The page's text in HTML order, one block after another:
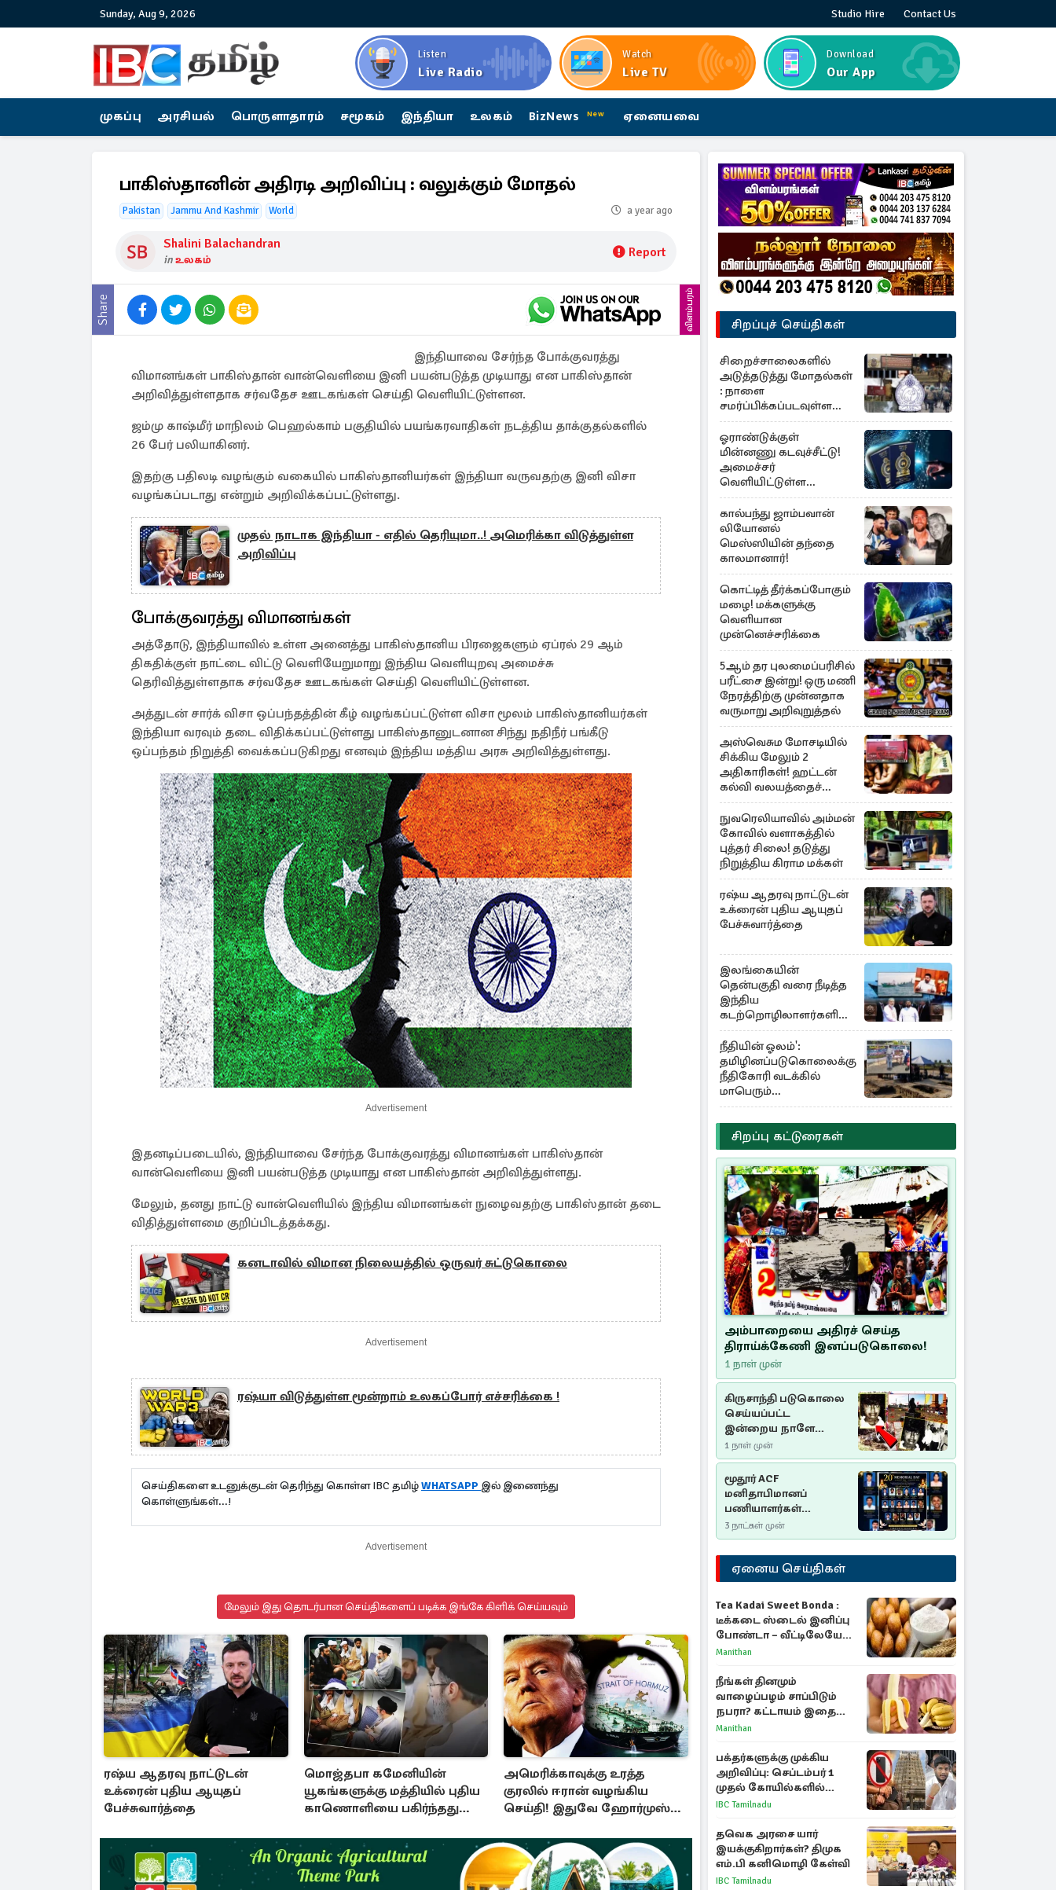
Sunday, Aug 9, 2026 Studio Hire Contact Us
Listen
Live Radio
Watch
Live TV
Download
Our App
முகப்பு அரசியல் பொருளாதாரம் சமூகம் இந்தியா உலகம் BizNews New ஏனையவை
பாகிஸ்தானின் அதிரடி அறிவிப்பு : வலுக்கும் மோதல்
Pakistan Jammu And Kashmir World a year ago
Shalini Balachandran
inஉலகம் Report
Share விளம்பரம்
இந்தியாவை சேர்ந்த போக்குவரத்து
விமானங்கள் பாகிஸ்தான் வான்வெளியை இனி பயன்படுத்த முடியாது என பாகிஸ்தான்
அறிவித்துள்ளதாக சர்வதேச ஊடகங்கள் செய்தி வெளியிட்டுள்ளன.
ஜம்மு காஷ்மீர் மாநிலம் பெஹல்காம் பகுதியில் பயங்கரவாதிகள் நடத்திய தாக்குதல்களில்
26 பேர் பலியாகினர்.
இதற்கு பதிலடி வழங்கும் வகையில் பாகிஸ்தானியர்கள் இந்தியா வருவதற்கு இனி விசா
வழங்கப்படாது என்றும் அறிவிக்கப்பட்டுள்ளது.
முதல் நாடாக இந்தியா - எதில் தெரியுமா..! அமெரிக்கா விடுத்துள்ள
அறிவிப்பு
போக்குவரத்து விமானங்கள்
அத்தோடு, இந்தியாவில் உள்ள அனைத்து பாகிஸ்தானிய பிரஜைகளும் ஏப்ரல் 29 ஆம்
திகதிக்குள் நாட்டை விட்டு வெளியேறுமாறு இந்திய வெளியுறவு அமைச்சு
தெரிவித்துள்ளதாக சர்வதேச ஊடகங்கள் செய்தி வெளியிட்டுள்ளன.
அத்துடன் சார்க் விசா ஒப்பந்தத்தின் கீழ் வழங்கப்பட்டுள்ள விசா மூலம் பாகிஸ்தானியர்கள்
இந்தியா வரவும் தடை விதிக்கப்பட்டுள்ளது பாகிஸ்தானுடனான சிந்து நதிநீர் பங்கீடு
ஒப்பந்தம் நிறுத்தி வைக்கப்படுகிறது எனவும் இந்திய மத்திய அரசு அறிவித்துள்ளது.
Advertisement
இதனடிப்படையில், இந்தியாவை சேர்ந்த போக்குவரத்து விமானங்கள் பாகிஸ்தான்
வான்வெளியை இனி பயன்படுத்த முடியாது என பாகிஸ்தான் அறிவித்துள்ளது.
மேலும், தனது நாட்டு வான்வெளியில் இந்திய விமானங்கள் நுழைவதற்கு பாகிஸ்தான் தடை
விதித்துள்ளமை குறிப்பிடத்தக்கது.
கனடாவில் விமான நிலையத்தில் ஒருவர் சுட்டுகொலை
Advertisement
ரஷ்யா விடுத்துள்ள மூன்றாம் உலகப்போர் எச்சரிக்கை !
செய்திகளை உடனுக்குடன் தெரிந்து கொள்ள IBC தமிழ்WHATSAPP இல் இணைந்து
கொள்ளுங்கள்...!
Advertisement
மேலும் இது தொடர்பான செய்திகளைப் படிக்க இங்கே கிளிக் செய்யவும்
ரஷ்ய ஆதரவு நாட்டுடன்
உக்ரைன் புதிய ஆயுதப்
பேச்சுவார்த்தை
மொஜ்தபா கமேனியின்
யூகங்களுக்கு மத்தியில் புதிய
காணொளியை பகிர்ந்தது
அமெரிக்காவுக்கு உரத்த
குரலில் ஈரான் வழங்கிய
செய்தி! இதுவே ஹோர்முஸ்
சிறப்புச் செய்திகள்
சிறைச்சாலைகளில்
அடுத்தடுத்து மோதல்கள்
: நாளை
சமர்ப்பிக்கப்படவுள்ள
அறிக்கை
ஓராண்டுக்குள்
மின்னணு கடவுச்சீட்டு!
அமைச்சர்
வெளியிட்டுள்ள
அறிவிப்பு
கால்பந்து ஜாம்பவான்
லியோனல்
மெஸ்ஸியின் தந்தை
காலமானார்!
கொட்டித் தீர்க்கப்போகும்
மழை! மக்களுக்கு
வெளியான
முன்னெச்சரிக்கை
5ஆம் தர புலமைப்பரிசில்
பரீட்சை இன்று! ஒரு மணி
நேரத்திற்கு முன்னதாக
வருமாறு அறிவுறுத்தல்
அஸ்வெசும மோசடியில்
சிக்கிய மேலும் 2
அதிகாரிகள்! ஹட்டன்
கல்வி வலயத்தைச்
சேர்ந்த 6 ஆசிரியர்கள்
குறித்து விசாரணை
நுவரெலியாவில் அம்மன்
கோவில் வளாகத்தில்
புத்தர் சிலை! தடுத்து
நிறுத்திய கிராம மக்கள்
ரஷ்ய ஆதரவு நாட்டுடன்
உக்ரைன் புதிய ஆயுதப்
பேச்சுவார்த்தை
இலங்கையின்
தென்பகுதி வரை நீடித்த
இந்திய
கடற்றொழிலாளர்களின்
ஊடுருவல்
நீதியின் ஓலம்':
தமிழினப்படுகொலைக்கு
நீதிகோரி வடக்கில்
மாபெரும்
கவனயீர்ப்புப்போராட்டம்
சிறப்பு கட்டுரைகள்
அம்பாறையை அதிரச் செய்த
திராய்க்கேணி இனப்படுகொலை!
1 நாள் முன்
கிருசாந்தி படுகொலை
செய்யப்பட்ட
இன்றைய நாளே
செம்மணி
இனப்படுகொலை
தினம்…!
1 நாள் முன்
மூதூர் ACF
மனிதாபிமானப்
பணியாளர்கள்
படுகொலை (2006): 20
ஆண்டுகளாகியும் நீதி
மறுக்கப்பட்ட
மனிதாபிமானப்
பேரவலம்
3 நாட்கள் முன்
ஏனைய செய்திகள்
Tea Kadai Sweet Bonda :
டீக்கடை ஸ்டைல் இனிப்பு
போண்டா – வீட்டிலேயே
செய்வது எப்படி?
Manithan
நீங்கள் தினமும்
வாழைப்பழம் சாப்பிடும்
நபரா? கட்டாயம் இதை
தெரிந்து கொள்ளுங்கள்
Manithan
பக்தர்களுக்கு முக்கிய
அறிவிப்பு: செப்டம்பர் 1
முதல் கோயில்களில்
மொபைலுக்கு தடை!
IBC Tamilnadu
தவெக அரசை யார்
இயக்குகிறார்கள்? திமுக
எம்.பி கனிமொழி கேள்வி
IBC Tamilnadu